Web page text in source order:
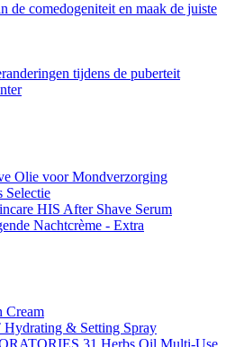
de comedogeniteit en maak de juiste
tijdens de puberteit
Olie voor Mondverzorging
Selectie
HIS After Shave Serum
Nachtcrème - Extra
Cream
& Setting Spray